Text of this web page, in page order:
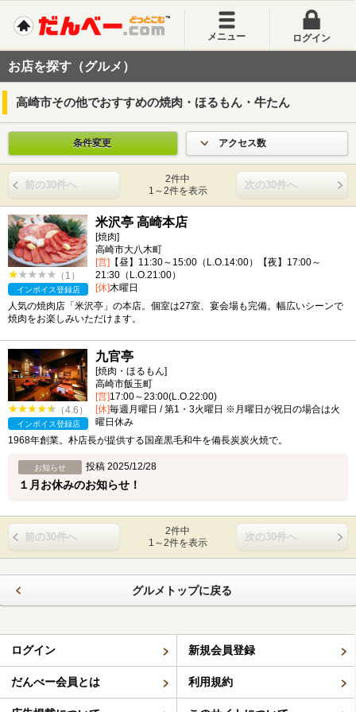
メニュー ログイン
お店を探す（グルメ）
高崎市その他でおすすめの焼肉・ほるもん・牛たん
条件変更 アクセス数
前の30件へ
2件中
1～2件を表示
次の30件へ
（1）
インボイス登録店
米沢亭 高崎本店
[焼肉]
高崎市大八木町
[営] 【昼】11:30～15:00（L.O.14:00）【夜】17:00～
21:30（L.O.21:00）
[休]木曜日
人気の焼肉店「米沢亭」の本店。個室は27室、宴会場も完備。幅広いシーンで
焼肉をお楽しみいただけます。
（4.6）
インボイス登録店
九官亭
[焼肉・ほるもん]
高崎市飯玉町
[営]17:00～23:00(L.O.22:00)
[休]毎週月曜日 / 第1・3火曜日 ※月曜日が祝日の場合は火
曜日休み
1968年創業。朴店長が提供する国産黒毛和牛を備長炭炭火焼で。
お知らせ 投稿 2025/12/28
１月お休みのお知らせ！
前の30件へ
2件中
1～2件を表示
次の30件へ
グルメトップに戻る
ログイン 新規会員登録
だんべー会員とは 利用規約